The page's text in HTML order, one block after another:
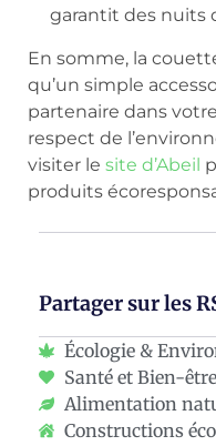
garantit des nuits
En somme, la
qu’un simple
partenaire dans
respect de
visiter le site d’Abeil
produits
Partager sur les
Écologie &
Santé et Bien-être
Alimentation
Constructions